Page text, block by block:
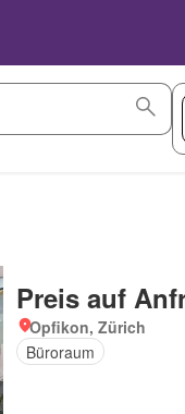
Preis auf
Opfikon, Zürich
Büroraum